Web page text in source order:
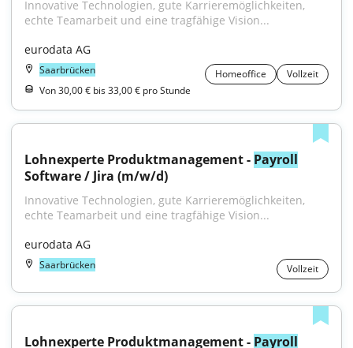
Innovative Technologien, gute Karrieremöglichkeiten,
echte Teamarbeit und eine tragfähige Vision...
eurodata AG
Saarbrücken Homeoffice
Vollzeit
Von 30,00 € bis 33,00 € pro Stunde
Lohnexperte Produktmanagement - Payroll
Software / Jira (m/w/d)
Innovative Technologien, gute Karrieremöglichkeiten,
echte Teamarbeit und eine tragfähige Vision...
eurodata AG
Saarbrücken Vollzeit
Lohnexperte Produktmanagement - Payroll